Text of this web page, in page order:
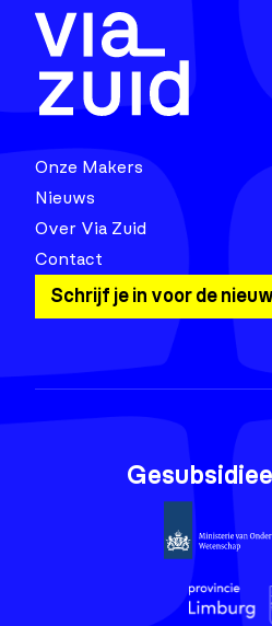
Onze Makers
Nieuws
Over Via Zuid
Contact
Schrijf je in voor de